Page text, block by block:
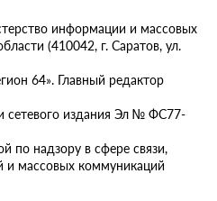
информации и массовых
(410042, г. Саратов, ул.
64». Главный редактор
сетевого издания Эл № ФС77-
по надзору в сфере связи,
и массовых коммуникаций